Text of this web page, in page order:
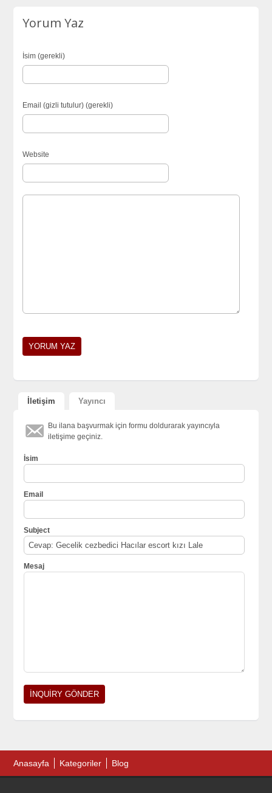
Yorum Yaz
İsim (gerekli)
Email (gizli tutulur) (gerekli)
Website
İletişim Yayıncı
Bu ilana başvurmak için formu doldurarak yayıncıyla
iletişime geçiniz.
İsim
Email
Subject
Mesaj
Anasayfa Kategoriler Blog